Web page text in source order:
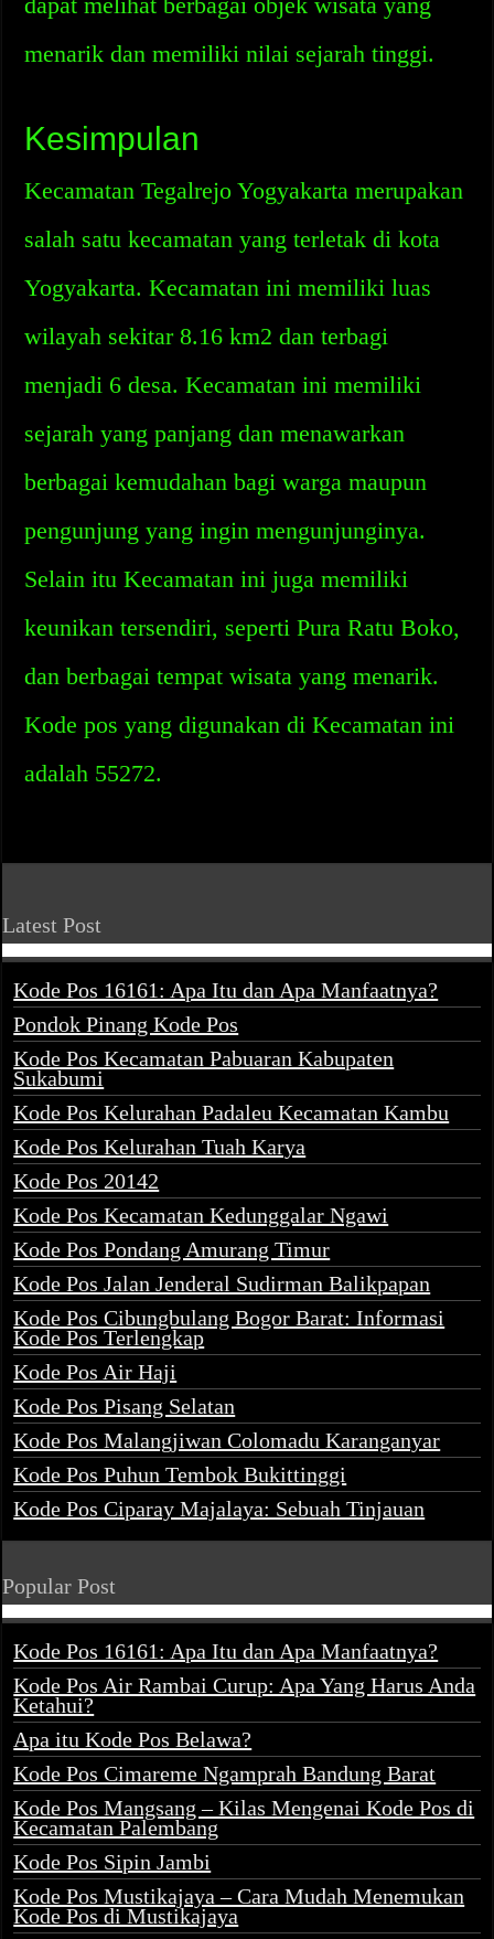
menarik dan memiliki nilai sejarah tinggi.
Kesimpulan
Kecamatan Tegalrejo Yogyakarta merupakan
salah satu kecamatan yang terletak di kota
Yogyakarta. Kecamatan ini memiliki luas
wilayah sekitar 8.16 km2 dan terbagi
menjadi 6 desa. Kecamatan ini memiliki
sejarah yang panjang dan menawarkan
berbagai kemudahan bagi warga maupun
pengunjung yang ingin mengunjunginya.
Selain itu Kecamatan ini juga memiliki
keunikan tersendiri, seperti Pura Ratu Boko,
dan berbagai tempat wisata yang menarik.
Kode pos yang digunakan di Kecamatan ini
adalah 55272.
Latest Post
Kode Pos 16161: Apa Itu dan Apa Manfaatnya?
Pondok Pinang Kode Pos
Kode Pos Kecamatan Pabuaran Kabupaten
Sukabumi
Kode Pos Kelurahan Padaleu Kecamatan Kambu
Kode Pos Kelurahan Tuah Karya
Kode Pos 20142
Kode Pos Kecamatan Kedunggalar Ngawi
Kode Pos Pondang Amurang Timur
Kode Pos Jalan Jenderal Sudirman Balikpapan
Kode Pos Cibungbulang Bogor Barat: Informasi
Kode Pos Terlengkap
Kode Pos Air Haji
Kode Pos Pisang Selatan
Kode Pos Malangjiwan Colomadu Karanganyar
Kode Pos Puhun Tembok Bukittinggi
Kode Pos Ciparay Majalaya: Sebuah Tinjauan
Popular Post
Kode Pos 16161: Apa Itu dan Apa Manfaatnya?
Kode Pos Air Rambai Curup: Apa Yang Harus Anda
Ketahui?
Apa itu Kode Pos Belawa?
Kode Pos Cimareme Ngamprah Bandung Barat
Kode Pos Mangsang – Kilas Mengenai Kode Pos di
Kecamatan Palembang
Kode Pos Sipin Jambi
Kode Pos Mustikajaya – Cara Mudah Menemukan
Kode Pos di Mustikajaya